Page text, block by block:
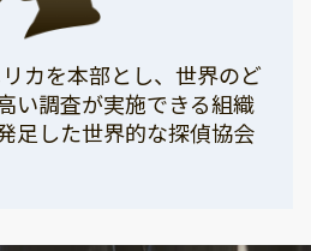
カを本部とし、世界のど
い調査が実施できる組織
足した世界的な探偵協会